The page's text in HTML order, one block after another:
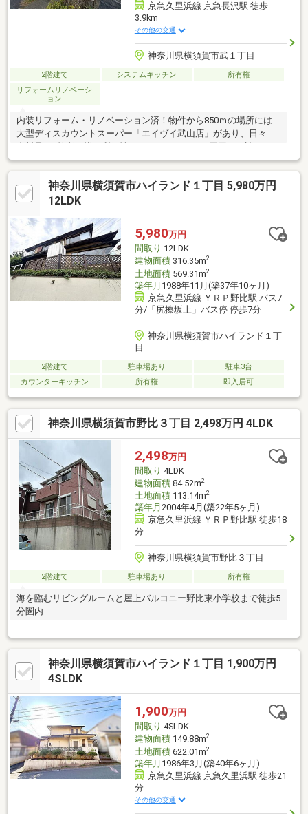
京急久里浜線 京急長沢駅 徒歩
3.9km
その他の交通
神奈川県横須賀市武１丁目
2階建て システムキッチン
所有権
リフォームリノベーシ
ョン
内装リフォーム・リノベーション済！物件から850ｍの場所には
大型ディスカウントスーパー「エイヴイ武山店」があり、日々の
のない閑静な街並みが広
神奈川県横須賀市ハイランド１丁目 5,980万円
12LDK
5,980万円
間取り 12LDK
建物面積316.35m2
土地面積569.31m2
築年月 1988年11月(築37年10ヶ月)
京急久里浜線 ＹＲＰ野比駅 バス7
分/「尻擦坂上」バス停 停歩7分
神奈川県横須賀市ハイランド１丁
目
2階建て 駐車場あり
駐車3台
カウンターキッチン
所有権 即入居可
神奈川県横須賀市野比３丁目 2,498万円 4LDK
2,498万円
間取り 4LDK
建物面積84.52m2
土地面積113.14m2
築年月 2004年4月(築22年5ヶ月)
京急久里浜線 ＹＲＰ野比駅 徒歩18
分
神奈川県横須賀市野比３丁目
2階建て 駐車場あり 所有権
海を臨むリビングルームと屋上バルコニー野比東小学校まで徒歩5
分圏内
神奈川県横須賀市ハイランド１丁目 1,900万円
4SLDK
1,900万円
間取り 4SLDK
建物面積149.88m2
土地面積622.01m2
築年月 1986年3月(築40年6ヶ月)
京急久里浜線 京急久里浜駅 徒歩21
分
その他の交通